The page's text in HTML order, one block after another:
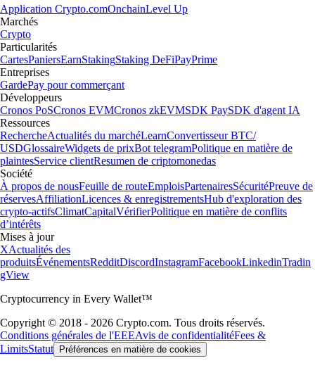
Application Crypto.comOnchainLevel Up
Marchés
Crypto
Particularités
CartesPaniersEarnStakingStaking DeFiPayPrime
Entreprises
GardePay pour commerçant
Développeurs
Cronos PoSCronos EVMCronos zkEVMSDK PaySDK d'agent IA
Ressources
RechercheActualités du marchéLearnConvertisseur BTC/
USDGlossaireWidgets de prixBot telegramPolitique en matière de
plaintesService clientResumen de criptomonedas
Société
À propos de nousFeuille de routeEmploisPartenairesSécuritéPreuve de
réservesAffiliationLicences & enregistrementsHub d'exploration des
crypto-actifsClimatCapitalVérifierPolitique en matière de conflits
d’intérêts
Mises à jour
XActualités des
produitsÉvénementsRedditDiscordInstagramFacebookLinkedinTradin
gView
Cryptocurrency in Every Wallet™
Copyright © 2018 - 2026 Crypto.com. Tous droits réservés.
Conditions générales de l'EEEAvis de confidentialitéFees &
LimitsStatut Préférences en matière de cookies